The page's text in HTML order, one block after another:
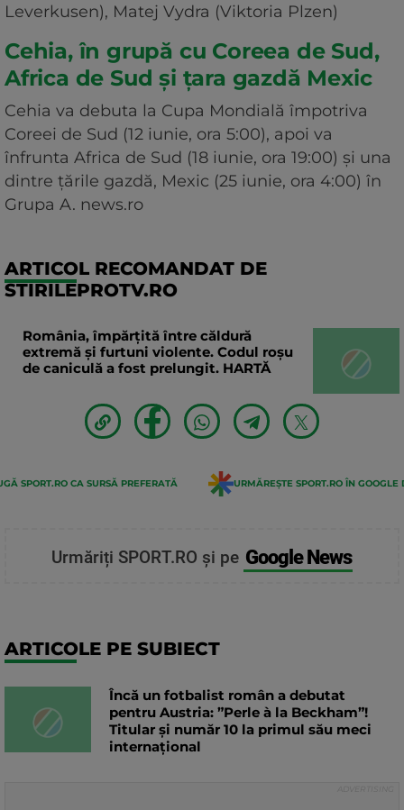
Leverkusen), Matej Vydra (Viktoria Plzen)
Cehia, în grupă cu Coreea de Sud,
Africa de Sud și țara gazdă Mexic
Cehia va debuta la Cupa Mondială împotriva
Coreei de Sud (12 iunie, ora 5:00), apoi va
înfrunta Africa de Sud (18 iunie, ora 19:00) şi una
dintre ţările gazdă, Mexic (25 iunie, ora 4:00) în
Grupa A. news.ro
ARTICOL RECOMANDAT DE
STIRILEPROTV.RO
România, împărțită între căldură
extremă și furtuni violente. Codul roșu
de caniculă a fost prelungit. HARTĂ
SPORT.RO CA SURSĂ PREFERATĂ URMĂREȘTE SPORT.RO ÎN GOOGLE
Urmăriți SPORT.RO și pe Google News
ARTICOLE PE SUBIECT
Încă un fotbalist român a debutat
pentru Austria: ”Perle à la Beckham”!
Titular și număr 10 la primul său meci
internațional